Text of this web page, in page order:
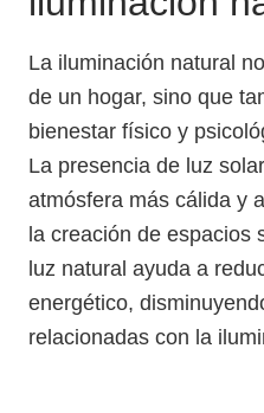
La iluminación natural
de un hogar, sino que
bienestar físico y
La presencia de luz
atmósfera más cálida y
la creación de espacios
luz natural ayuda a
energético,
relacionadas con la